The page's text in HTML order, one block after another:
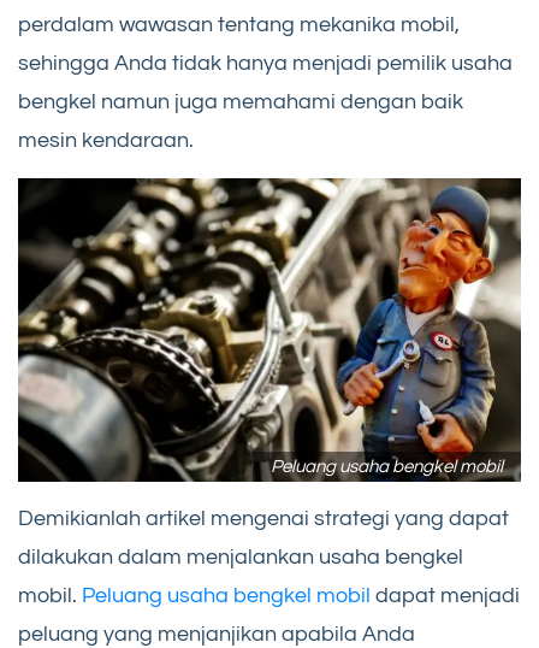
perdalam wawasan tentang mekanika mobil,
sehingga Anda tidak hanya menjadi pemilik usaha
bengkel namun juga memahami dengan baik
mesin kendaraan.
Peluang usaha bengkel mobil
Demikianlah artikel mengenai strategi yang dapat
dilakukan dalam menjalankan usaha bengkel
mobil. Peluang usaha bengkel mobil dapat menjadi
peluang yang menjanjikan apabila Anda